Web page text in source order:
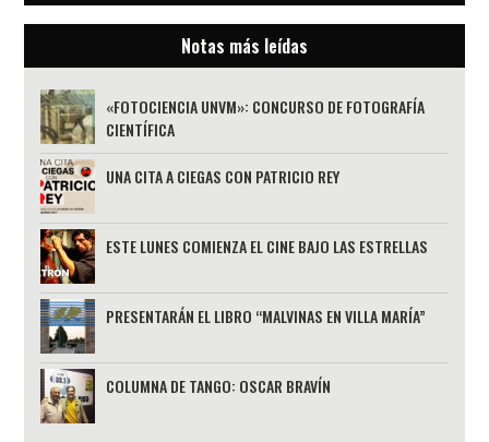
Notas más leídas
«FOTOCIENCIA UNVM»: CONCURSO DE FOTOGRAFÍA
CIENTÍFICA
UNA CITA A CIEGAS CON PATRICIO REY
ESTE LUNES COMIENZA EL CINE BAJO LAS ESTRELLAS
PRESENTARÁN EL LIBRO “MALVINAS EN VILLA MARÍA”
COLUMNA DE TANGO: OSCAR BRAVÍN